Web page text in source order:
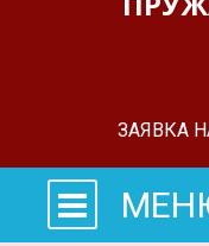
ЗАЯВКА